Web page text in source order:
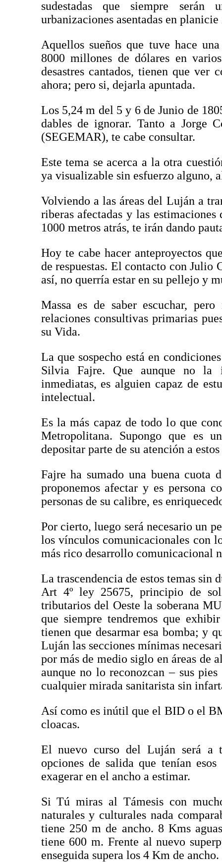
sudestadas que siempre serán
urbanizaciones asentadas en
Aquellos sueños que tuve hace
8000 millones de dólares en
desastres cantados, tienen que ver
ahora; pero si, dejarla apuntada.
Los 5,24 m del 5 y 6 de Junio de
dables de ignorar. Tanto a Jorge
(SEGEMAR), te cabe consultar.
Este tema se acerca a la otra
ya visualizable sin esfuerzo alguno,
Volviendo a las áreas del Luján a
riberas afectadas y las
1000 metros atrás, te irán dando
Hoy te cabe hacer anteproyectos
de respuestas. El contacto con Julio
así, no querría estar en su pellejo y
Massa es de saber escuchar,
relaciones consultivas primarias
su Vida.
La que sospecho está en
Silvia Fajre. Que aunque no la
inmediatas, es alguien capaz de
intelectual.
Es la más capaz de todo lo que
Metropolitana. Supongo que es
depositar parte de su atención a
Fajre ha sumado una buena cuota
proponemos afectar y es persona
personas de su calibre, es
Por cierto, luego será necesario un
los vínculos comunicacionales con
más rico desarrollo comunicacional
La trascendencia de estos temas sin
Art 4º ley 25675, principio de
tributarios del Oeste la soberana
que siempre tendremos que
tienen que desarmar esa bomba; y
Luján las secciones mínimas
por más de medio siglo en áreas de
aunque no lo reconozcan – sus
cualquier mirada sanitarista sin
Así como es inútil que el BID o el
cloacas.
El nuevo curso del Luján será a
opciones de salida que tenían
exagerar en el ancho a estimar.
Si Tú miras al Támesis con
naturales y culturales nada
tiene 250 m de ancho. 8 Kms
tiene 600 m. Frente al nuevo
enseguida supera los 4 Km de ancho.